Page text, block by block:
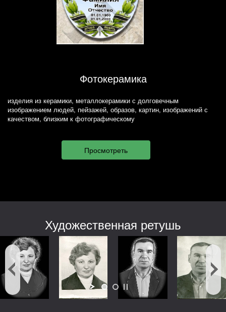
Фотокерамика
изделия из керамики, металлокерамики с долговечным
изображением людей, пейзажей, образов, картин, изображений с
качеством, близким к фотографическому
Художественная ретушь